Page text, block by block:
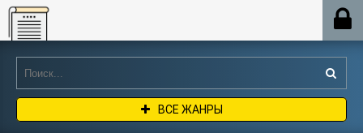
Online-knigi.org
ВСЕ ЖАНРЫ